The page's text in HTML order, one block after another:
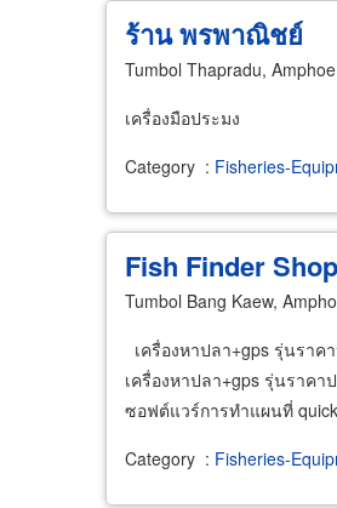
ร้าน พรพาณิชย์
Tumbol Thapradu,
เครื่องมือประมง
Category : Fisheries-
Fish Finder
Tumbol Bang Kaew,
เครื่องหาปลา+gps รุ่นราค
เครื่องหาปลา+gps รุ่นราคา
ซอฟต์แวร์การทำแผนที่
Category : Fisheries-